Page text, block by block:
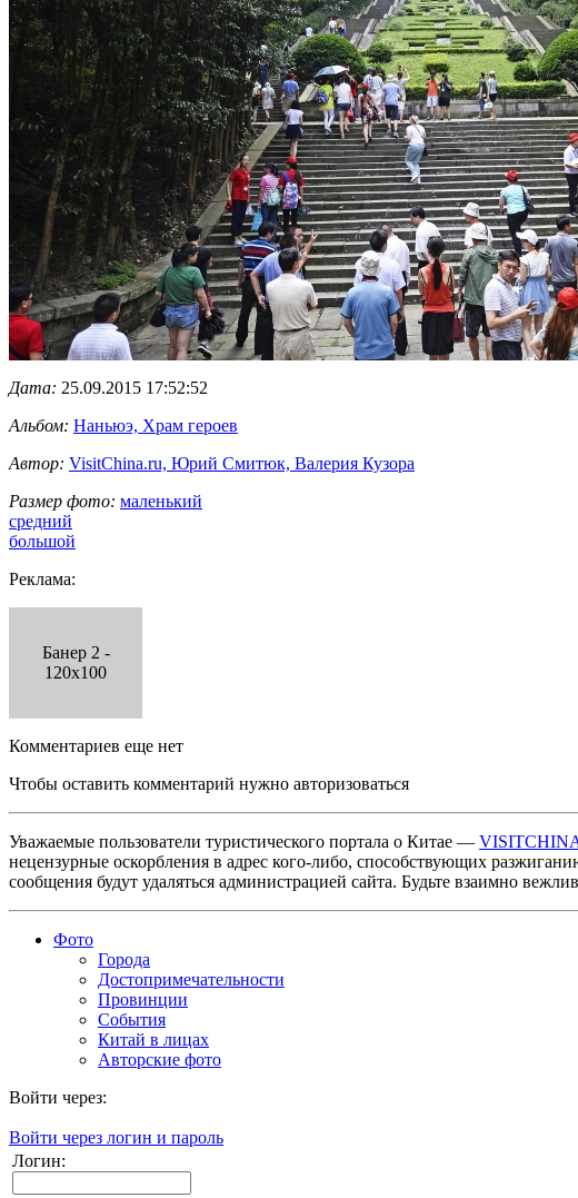
Дата: 25.09.2015 17:52:52
Альбом: Наньюэ, Храм героев
Автор: VisitChina.ru, Юрий Смитюк, Валерия Кузора
Размер фото: маленький
средний
большой
Реклама:
Банер 2 -
120x100
Комментариев еще нет
Чтобы оставить комментарий нужно авторизоваться
Уважаемые пользователи туристического портала о Китае —
нецензурные оскорбления в адрес кого-либо, способствующих
сообщения будут удаляться администрацией сайта. Будьте взаимно
Фото
Города
Достопримечательности
Провинции
События
Китай в лицах
Авторские фото
Войти через:
Войти через логин и пароль
Логин: